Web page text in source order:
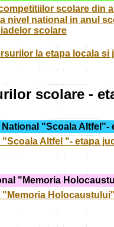
scolare din
nivel national in anul
scolare
la etapa locala si
scolare -
"Scoala Altfel"-
Altfel "- etapa
"Memoria